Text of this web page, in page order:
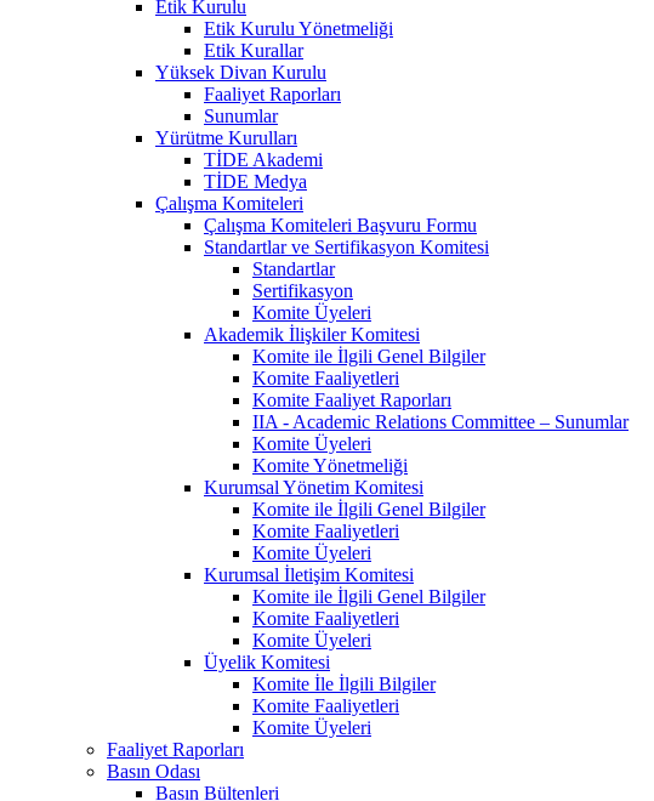
Etik Kurulu
Etik Kurulu Yönetmeliği
Etik Kurallar
Yüksek Divan Kurulu
Faaliyet Raporları
Sunumlar
Yürütme Kurulları
TİDE Akademi
TİDE Medya
Çalışma Komiteleri
Çalışma Komiteleri Başvuru Formu
Standartlar ve Sertifikasyon Komitesi
Standartlar
Sertifikasyon
Komite Üyeleri
Akademik İlişkiler Komitesi
Komite ile İlgili Genel Bilgiler
Komite Faaliyetleri
Komite Faaliyet Raporları
IIA - Academic Relations Committee – Sunumlar
Komite Üyeleri
Komite Yönetmeliği
Kurumsal Yönetim Komitesi
Komite ile İlgili Genel Bilgiler
Komite Faaliyetleri
Komite Üyeleri
Kurumsal İletişim Komitesi
Komite ile İlgili Genel Bilgiler
Komite Faaliyetleri
Komite Üyeleri
Üyelik Komitesi
Komite İle İlgili Bilgiler
Komite Faaliyetleri
Komite Üyeleri
Faaliyet Raporları
Basın Odası
Basın Bültenleri